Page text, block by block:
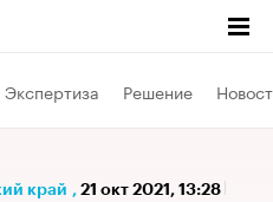
Экспертиза Решение
край , 21 окт 2021, 13:28